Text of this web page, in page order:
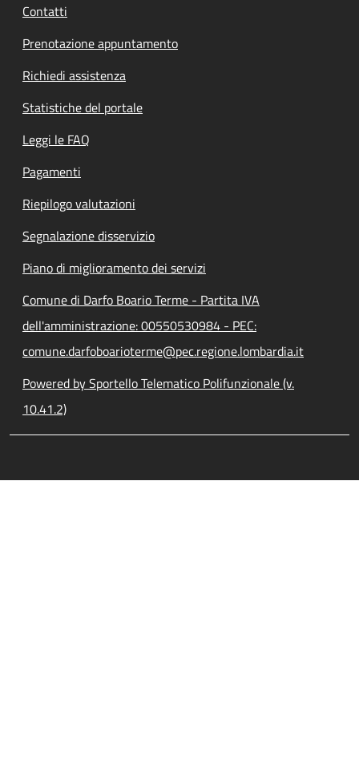
Contatti
Prenotazione appuntamento
Richiedi assistenza
Statistiche del portale
Leggi le FAQ
Pagamenti
Riepilogo valutazioni
Segnalazione disservizio
Piano di miglioramento dei servizi
Comune di Darfo Boario Terme - Partita IVA
dell'amministrazione: 00550530984 - PEC:
comune.darfoboarioterme@pec.regione.lombardia.it
Powered by Sportello Telematico Polifunzionale (v.
10.41.2)